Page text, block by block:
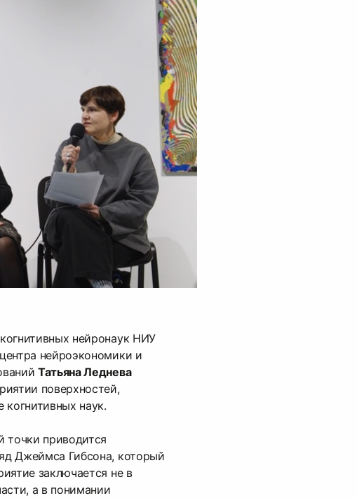
нейронаук НИУ
нейроэкономики и
Татьяна Леднева
поверхностей,
когнитивных наук.
точки приводится
Джеймса Гибсона, который
заключается не в
а в понимании